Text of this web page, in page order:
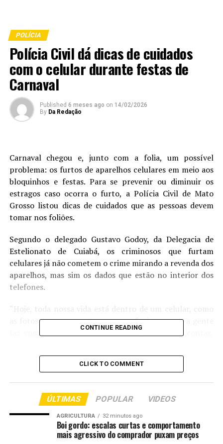
POLÍCIA
Polícia Civil dá dicas de cuidados
com o celular durante festas de
Carnaval
Published 6 meses ago on 14/02/2026
By Da Redação
Carnaval chegou e, junto com a folia, um possível
problema: os furtos de aparelhos celulares em meio aos
bloquinhos e festas. Para se prevenir ou diminuir os
estragos caso ocorra o furto, a Polícia Civil de Mato
Grosso listou dicas de cuidados que as pessoas devem
tomar nos foliões.
Segundo o delegado Gustavo Godoy, da Delegacia de
Estelionato de Cuiabá, os criminosos que furtam
celulares já não cometem o crime mirando a revenda dos
aparelhos, mas sim os dados que estão no interior dos
telefones.
“Hoje, toda nossa vida está dentro de um celular, como
as fotos que a gente tira, as transferências que a gente
faz com o aplicativo de banco, pagamento de contas,
envolve um telefone celular. Por conta disso, os
criminosos dão especial atenção e valor a esse tipo de
dado”, afirmou o delegado.
E o Carnaval se torna o cenário perfeito para as ações de
criminosos, pois há distração, aglomeração e consumo
de álcool, deixando as vítimas mais vulneráveis. Eles
aguardam um momento de distração, como após uma
CONTINUE READING
CLICK TO COMMENT
ÚLTIMAS POPULAR VIDEOS
AGRICULTURA 32 minutos ago
Boi gordo: escalas curtas e comportamento
mais agressivo do comprador puxam preços